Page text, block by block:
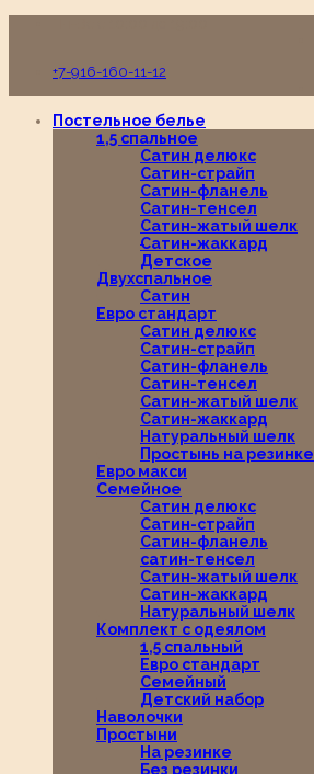
+7-916-160-11-12
Постельное белье
1,5 спальное
Сатин делюкс
Сатин-страйп
Сатин-фланель
Сатин-тенсел
Сатин-жатый шелк
Сатин-жаккард
Детское
Двухспальное
Сатин
Евро стандарт
Сатин делюкс
Сатин-страйп
Сатин-фланель
Сатин-тенсел
Сатин-жатый шелк
Сатин-жаккард
Натуральный шелк
Простынь на резинке
Евро макси
Семейное
Сатин делюкс
Сатин-страйп
Сатин-фланель
сатин-тенсел
Сатин-жатый шелк
Сатин-жаккард
Натуральный шелк
Комплект с одеялом
1,5 спальный
Евро стандарт
Семейный
Детский набор
Наволочки
Простыни
На резинке
Без резинки